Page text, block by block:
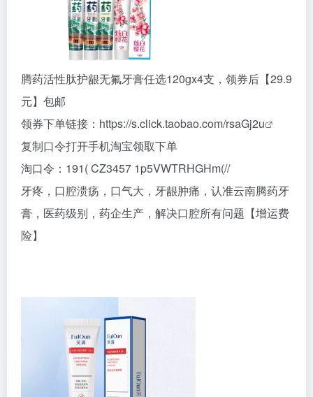
腾药活性肽护龈无氟牙膏任选120gx4支，领券后【29.9
元】包邮
领券下单链接： https://s.click.taobao.com/rsaGj2u
复制口令打开手机淘宝领取下单
淘口令：191( CZ3457 1p5VWTRHGHm(//
牙疼，口腔溃疡，口气大，牙龈肿痛，认准云南腾药牙
膏，医药级别，药企生产，解决口腔所有问题【增运费
险】